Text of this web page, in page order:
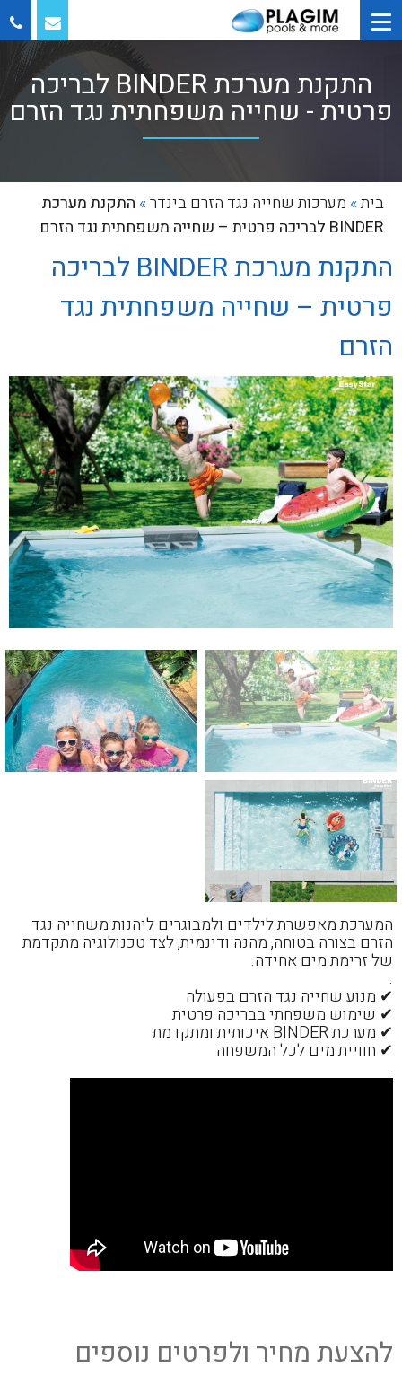
התקנת מערכת BINDER לבריכה
פרטית - שחייה משפחתית נגד הזרם
בית» מערכות שחייה נגד הזרם בינדר» התקנת מערכת
BINDER לבריכה פרטית – שחייה משפחתית נגד הזרם
התקנת מערכת BINDER לבריכה
פרטית – שחייה משפחתית נגד
הזרם
המערכת מאפשרת לילדים ולמבוגרים ליהנות משחייה נגד
הזרם בצורה בטוחה, מהנה ודינמית, לצד טכנולוגיה מתקדמת
של זרימת מים אחידה.
.
✔ מנוע שחייה נגד הזרם בפעולה
✔ שימוש משפחתי בבריכה פרטית
✔ מערכת BINDER איכותית ומתקדמת
✔ חוויית מים לכל המשפחה
.
להצעת מחיר ולפרטים נוספים